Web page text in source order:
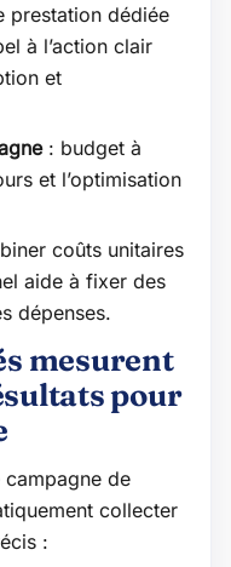
prestation dédiée
à l’action clair
et
: budget à
et l’optimisation
coûts unitaires
aide à fixer des
dépenses.
mesurent
pour
de
collecter
: